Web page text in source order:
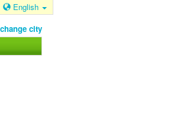
English
change city